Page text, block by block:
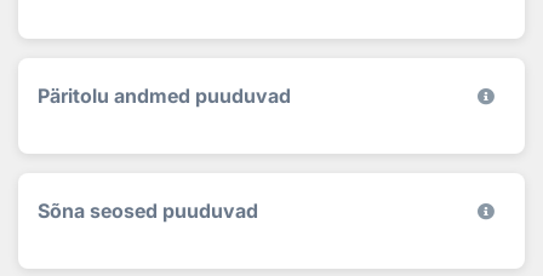
Päritolu andmed puuduvad
Sõna seosed puuduvad